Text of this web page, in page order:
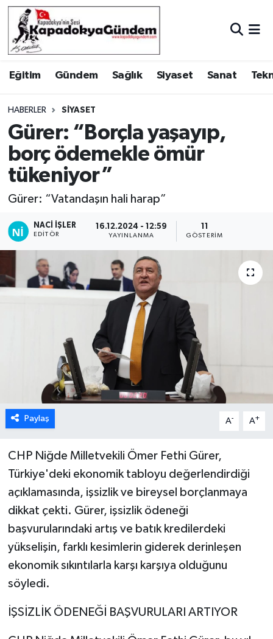
Eğitim Gündem Sağlık Siyaset Sanat
HABERLER SIYASET
Gürer: “Borçla yaşayıp,
borç ödemekle ömür
tükeniyor”
Gürer: “Vatandaşın hali harap”
NACI İŞLER
EDITÖR
16.12.2024 - 12:59
YAYINLANMA GÖSTERIM
Paylaş A- A+
CHP Niğde Milletvekili Ömer Fethi Gürer,
Türkiye'deki ekonomik tabloyu değerlendirdiği
açıklamasında, işsizlik ve bireysel borçlanmaya
dikkat çekti. Gürer, işsizlik ödeneği
başvurularındaki artış ve batık kredilerdeki
yükselişin, farklı kesimlerin giderek derinleşen
ekonomik sıkıntılarla karşı karşıya olduğunu
söyledi.
İŞSİZLİK ÖDENEĞİ BAŞVURULARI ARTIYOR
Hava Durumu
Trafik Durumu
Süper Lig Puan Durumu ve Fikstür
Tüm Manşetler
Son Dakika Haberleri
Haber Arşivi